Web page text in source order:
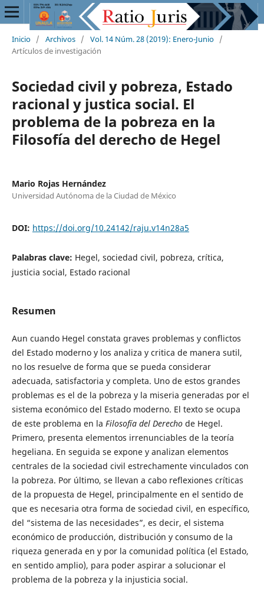
Inicio / Archivos / Vol. 14 Núm. 28 (2019): Enero-Junio /
Artículos de investigación
Sociedad civil y pobreza, Estado
racional y justica social. El
problema de la pobreza en la
Filosofía del derecho de Hegel
Mario Rojas Hernández
Universidad Autónoma de la Ciudad de México
DOI: https://doi.org/10.24142/raju.v14n28a5
Palabras clave: Hegel, sociedad civil, pobreza, crítica,
justicia social, Estado racional
Resumen
Aun cuando Hegel constata graves problemas y conflictos
del Estado moderno y los analiza y critica de manera sutil,
no los resuelve de forma que se pueda considerar
adecuada, satisfactoria y completa. Uno de estos grandes
problemas es el de la pobreza y la miseria generadas por el
sistema económico del Estado moderno. El texto se ocupa
de este problema en la Filosofía del Derechode Hegel.
Primero, presenta elementos irrenunciables de la teoría
hegeliana. En seguida se expone y analizan elementos
centrales de la sociedad civil estrechamente vinculados con
la pobreza. Por último, se llevan a cabo reflexiones críticas
de la propuesta de Hegel, principalmente en el sentido de
que es necesaria otra forma de sociedad civil, en específico,
del “sistema de las necesidades”, es decir, el sistema
económico de producción, distribución y consumo de la
riqueza generada en y por la comunidad política (el Estado,
en sentido amplio), para poder aspirar a solucionar el
problema de la pobreza y la injusticia social.